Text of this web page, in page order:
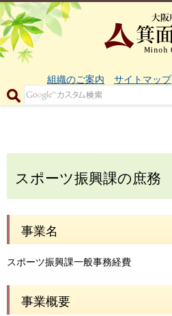
組織のご案内 サイトマップ
スポーツ振興課の庶務
事業名
スポーツ振興課一般事務経費
事業概要